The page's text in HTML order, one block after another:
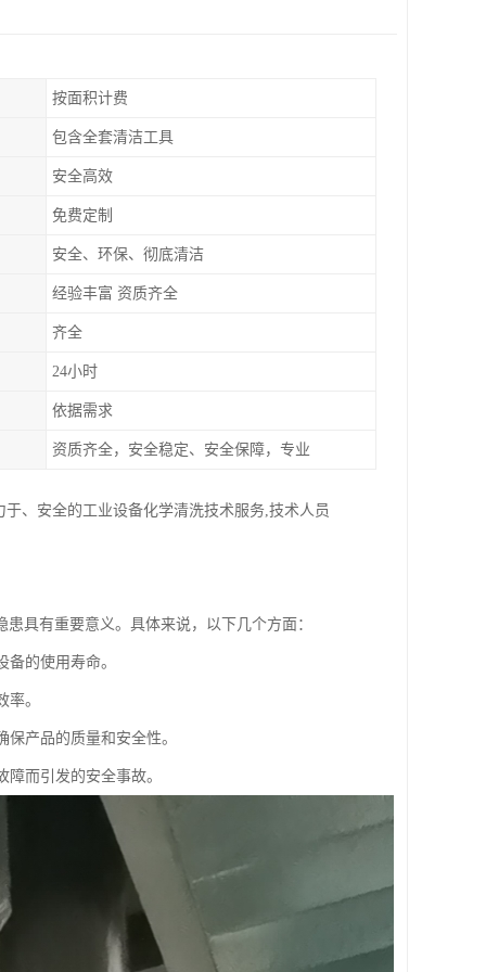
按面积计费
包含全套清洁工具
安全高效
免费定制
安全、环保、彻底清洁
经验丰富 资质齐全
齐全
24小时
依据需求
资质齐全，安全稳定、安全保障，专业
、安全的工业设备化学清洗技术服务,技术人员
具有重要意义。具体来说，以下几个方面：
的使用寿命。
。
产品的质量和安全性。
而引发的安全事故。